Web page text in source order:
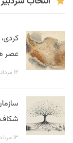
عصر
۱۴ مرداد ۱۴۰۵
شکاف
۱۳ مرداد ۱۴۰۵